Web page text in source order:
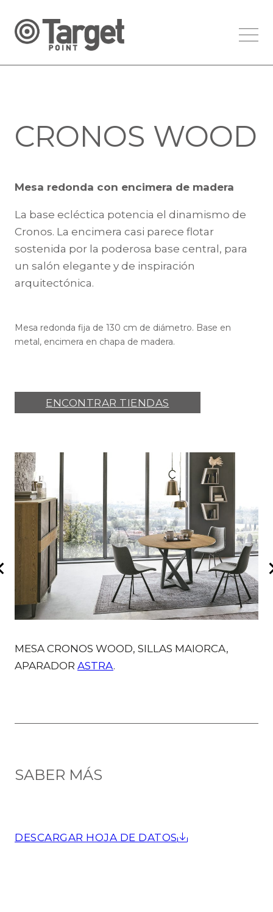
MESA CRONOS WOOD, SILLAS MAIORCA,
APARADOR ASTRA.
CRONOS WOOD
Mesa redonda con encimera de madera
La base ecléctica potencia el dinamismo de
Cronos. La encimera casi parece flotar
sostenida por la poderosa base central, para
un salón elegante y de inspiración
arquitectónica.
Mesa redonda fija de 130 cm de diámetro. Base en
metal, encimera en chapa de madera.
ENCONTRAR TIENDAS
SABER MÁS
DESCARGAR HOJA DE DATOS